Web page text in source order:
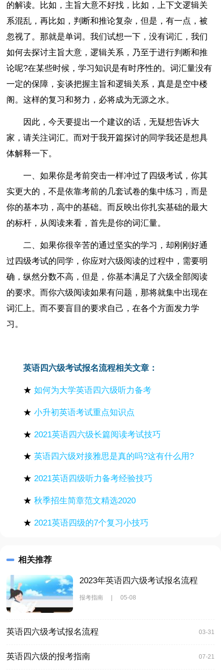
的解读。比如，主旨大意不好找，比如，上下文逻辑关
系混乱，再比如，判断和推论复杂，但是，有一点，被
忽视了。那就是单词。我们试想一下，没有词汇，我们
如何去探讨主旨大意，逻辑关系，乃至于进行判断和推
论呢?在某些时候，学习知识是有时序性的。词汇量没有
一定的保障，妄谈把握主旨和逻辑关系，真是是空中楼
阁。这样的复习和努力，必将成为无源之水。
因此，今天要提出一个建议的话，无疑想告诉大
家，请关注词汇。而对于我开篇探讨的同学我还是想具
体解释一下。
一、如果你是考前突击一样冲过了四级考试，你其
实更大的，不是依靠考前的几套试卷的集中练习，而是
你的基本功，高中的基础。而反映出你扎实基础的最大
的标杆，从阅读来看，首先是你的词汇量。
二、如果你很辛苦的通过坚实的学习，却刚刚好通
过四级考试的同学，你应对六级阅读的过程中，需要明
确，纵然分数不高，但是，你基本满足了六级全部阅读
的要求。而你六级阅读如果有问题，那将就集中出现在
词汇上。而不要盲目的要求自己，在各个方面发力学
习。
英语四六级考试报名流程相关文章：
★如何为大学英语四六级听力备考
★小升初英语考试重点知识点
★ 2021英语四六级长篇阅读考试技巧
★英语四六级对接雅思是真的吗?这有什么用?
★2021英语四级听力备考经验技巧
★秋季招生简章范文精选2020
★ 2021英语四级的7个复习小技巧
相关推荐
2023年英语四六级考试报名流程
报考指南 05-08
英语四六级考试报名流程 03-31
英语四六级的报考指南 07-21